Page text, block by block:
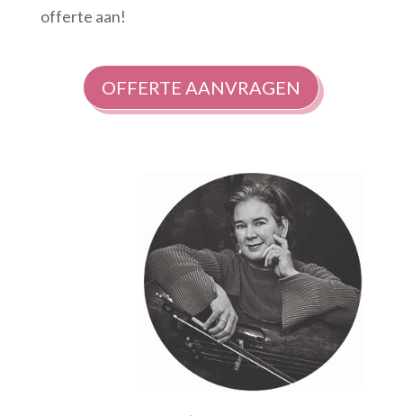
offerte aan!
OFFERTE AANVRAGEN